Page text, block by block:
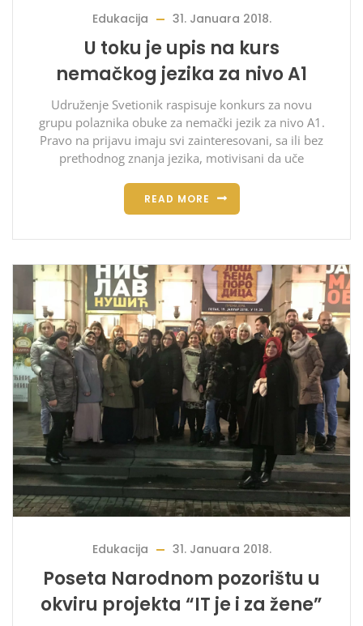
Edukacija 31. Januara 2018.
U toku je upis na kurs
nemačkog jezika za nivo A1
Udruženje Svetionik raspisuje konkurs za novu
grupu polaznika obuke za nemački jezik za nivo A1.
Pravo na prijavu imaju svi zainteresovani, sa ili bez
prethodnog znanja jezika, motivisani da uče
READ MORE
Edukacija 31. Januara 2018.
Poseta Narodnom pozorištu u
okviru projekta “IT je i za žene”